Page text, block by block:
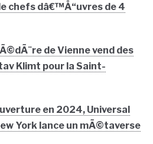
chefs dâ€™Å“uvres de 4
de Vienne vend des
Klimt pour la Saint-
en 2024, Universal
York lance un mÃ©taverse